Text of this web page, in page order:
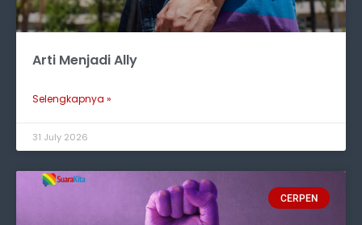
Arti Menjadi Ally
Selengkapnya »
31 July 2026
CERPEN